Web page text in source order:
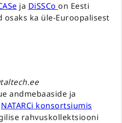
ja DiSSCo on Eesti
ka üle-Euroopalisest
andmebaaside ja
NATARCi konsortsiumis
rahvuskollektsiooni